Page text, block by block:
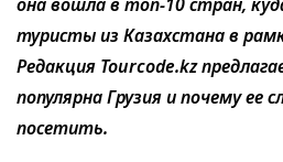
туристы из Казахстана в
Редакция Tourcode.kz
популярна Грузия и почему ее
посетить.